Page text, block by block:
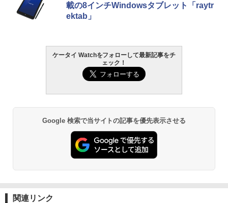
載の8インチWindowsタブレット「raytr
ektab」
ケータイ Watchをフォローして最新記事をチ
ェック！
Google 検索で当サイトの記事を優先表示させる
関連リンク